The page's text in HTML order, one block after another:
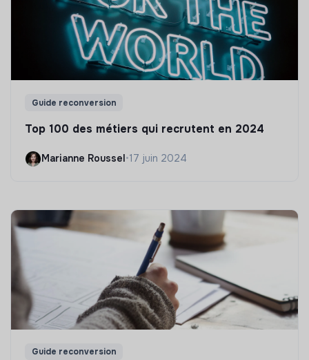
Guide reconversion
Top 100 des métiers qui recrutent en 2024
Marianne Roussel •17 juin 2024
Guide reconversion